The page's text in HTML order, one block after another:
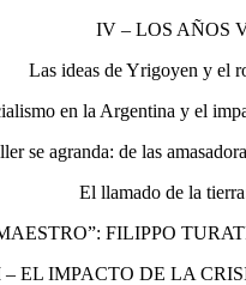
IV – LOS AÑOS
Las ideas de Yrigoyen y el
en la Argentina y el
se agranda: de las
El llamado de la
FILIPPO
– EL IMPACTO DE LA